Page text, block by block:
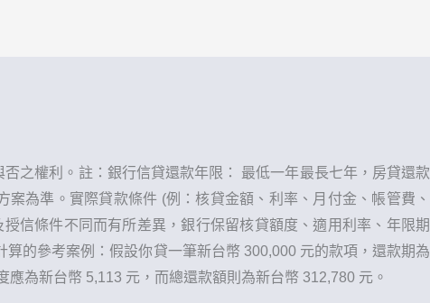
之權利。 ​註：銀行信貸還款年限： 最低一年最長七年，房貸還款
為準。實際貸款條件 (例：核貸金額、利率、月付金、帳管費、
信條件不同而有所差異，銀行保留核貸額度、適用利率、年限期
的參考案例：假設你貸一筆新台幣 300,000 元的款項，還款期為
為新台幣 5,113 元，而總還款額則為新台幣 312,780 元。